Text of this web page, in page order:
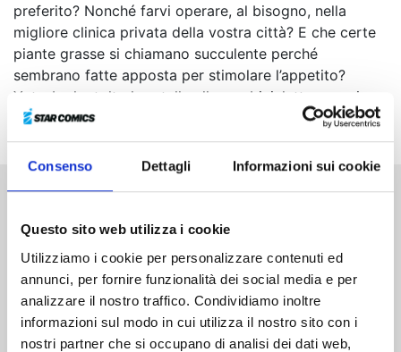
Consenso Dettagli Informazioni sui cookie
Questo sito web utilizza i cookie
Utilizziamo i cookie per personalizzare contenuti ed
annunci, per fornire funzionalità dei social media e per
analizzare il nostro traffico. Condividiamo inoltre
informazioni sul modo in cui utilizza il nostro sito con i
nostri partner che si occupano di analisi dei dati web,
preferito? Nonché farvi operare, al bisogno, nella
migliore clinica privata della vostra città? E che certe
piante grasse si chiamano succulente perché
sembrano fatte apposta per stimolare l’appetito?
Yotsuba ha tolto le rotelle alla sua bicicletta e ora i
pedali della fantasia girano più veloci che mai!
Altri volumi della serie